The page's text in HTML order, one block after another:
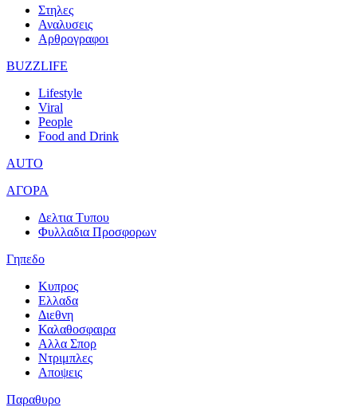
Στηλες
Αναλυσεις
Αρθρογραφοι
BUZZLIFE
Lifestyle
Viral
People
Food and Drink
AUTO
ΑΓΟΡΑ
Δελτια Τυπου
Φυλλαδια Προσφορων
Γηπεδο
Κυπρος
Ελλαδα
Διεθνη
Καλαθοσφαιρα
Αλλα Σπορ
Ντριμπλες
Αποψεις
Παραθυρο